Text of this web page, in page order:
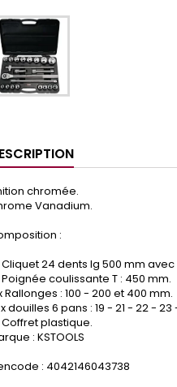
chromée.
Vanadium.
:
Cliquet 24 dents lg 500 mm
Poignée coulissante T : 450 mm.
Rallonges : 100 - 200 et 400 mm.
x douilles 6 pans : 19 - 21 - 22 -
Coffret plastique.
: KSTOOLS
: 4042146043738